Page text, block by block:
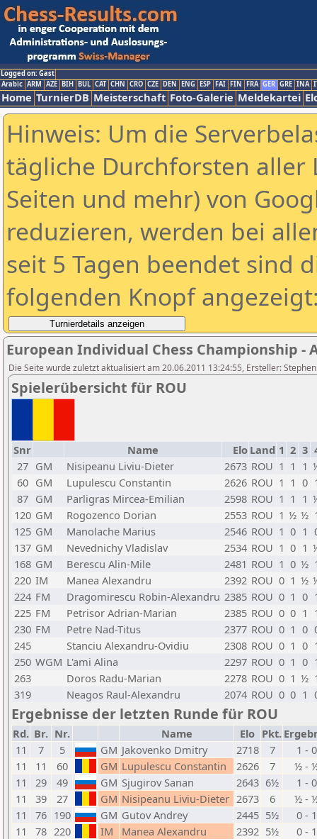
Logged on: Gast
Arabic ARM AZE BIH BUL CAT CHN CRO CZE DEN ENG ESP FAI FIN FRA GER GRE INA
Home TurnierDB Meisterschaft Foto-Galerie Meldekartei
Hinweis: Um die
tägliche Durchforsten aller
Seiten und mehr) von
reduzieren, werden bei
seit 5 Tagen beendet sind
folgenden Knopf
European Individual Chess Championship -
Die Seite wurde zuletzt aktualisiert am 20.06.2011 13:24:55, Ersteller:
Spielerübersicht für ROU
Snr Name Elo Land 1 2 3
27 GM Nisipeanu Liviu-Dieter 2673 ROU 1 1 1
60 GM Lupulescu Constantin 2626 ROU 1 1 0
87 GM Parligras Mircea-Emilian 2598 ROU 1 1 1
120 GM Rogozenco Dorian 2553 ROU 1 ½ ½
125 GM Manolache Marius 2546 ROU 1 0 1
137 GM Nevednichy Vladislav 2534 ROU 1 0 1
168 GM Berescu Alin-Mile 2481 ROU 1 0 ½
220 IM Manea Alexandru 2392 ROU 0 1 ½
224 FM Dragomirescu Robin-Alexandru 2385 ROU 0 1 0
225 FM Petrisor Adrian-Marian 2385 ROU 0 0 1
230 FM Petre Nad-Titus 2377 ROU 0 1 0
245
Stanciu Alexandru-Ovidiu 2308 ROU 0 1 0
250 WGM L'ami Alina 2297 ROU 0 1 0
263
Doros Radu-Marian 2278 ROU 0 1 ½
319
Neagos Raul-Alexandru 2074 ROU 0 0 1
Ergebnisse der letzten Runde für ROU
Rd. Br. Nr. Name Elo Pkt.
11
7 5 GM Jakovenko Dmitry 2718 7
1 - 0
11
11 60 GM Lupulescu Constantin 2626 7
½ -
11
29 49 GM Sjugirov Sanan 2643 6½
1 - 0
11
39 27 GM Nisipeanu Liviu-Dieter 2673 6
½ -
11
76 190 GM Gutov Andrey 2445 5½
0 - 1
11
78 220 IM Manea Alexandru 2392 5½
0 - 1